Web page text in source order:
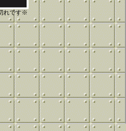
れです※